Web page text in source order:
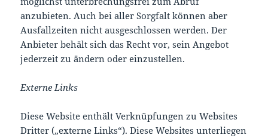
anzubieten. Auch bei aller Sorgfalt können aber
Ausfallzeiten nicht ausgeschlossen werden. Der
Anbieter behält sich das Recht vor, sein Angebot
jederzeit zu ändern oder einzustellen.
Externe Links
Diese Website enthält Verknüpfungen zu Websites
Dritter („externe Links“). Diese Websites unterliegen